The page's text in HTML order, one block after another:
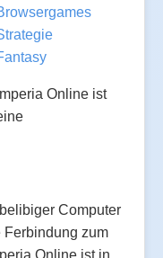
Imperia Online ist
Computer
Ferbindung zum